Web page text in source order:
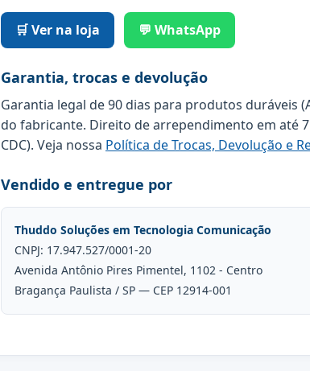
🛒 Ver na loja 💬 WhatsApp
Garantia, trocas e devolução
Garantia legal de 90 dias para produtos duráveis
do fabricante. Direito de arrependimento em até
CDC). Veja nossa Política de Trocas, Devolução e
Vendido e entregue por
Thuddo Soluções em Tecnologia Comunicação
CNPJ: 17.947.527/0001-20
Avenida Antônio Pires Pimentel, 1102 - Centro
Bragança Paulista / SP — CEP 12914-001